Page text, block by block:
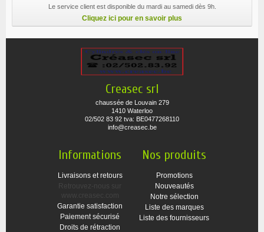
Le service client est disponible du mardi au samedi dès 9h.
Cliquez ici pour en savoir plus
Creasec srl
chaussée de Louvain 279
1410 Waterloo
02/502 83 92 tva: BE0477268110
info@creasec.be
Informations
Livraisons et retours
Retrouvez-nous sur
www.creasec.com
Garantie satisfaction
Paiement sécurisé
Droits de rétraction
Nos produits
Promotions
Nouveautés
Notre sélection
Liste des marques
Liste des fournisseurs